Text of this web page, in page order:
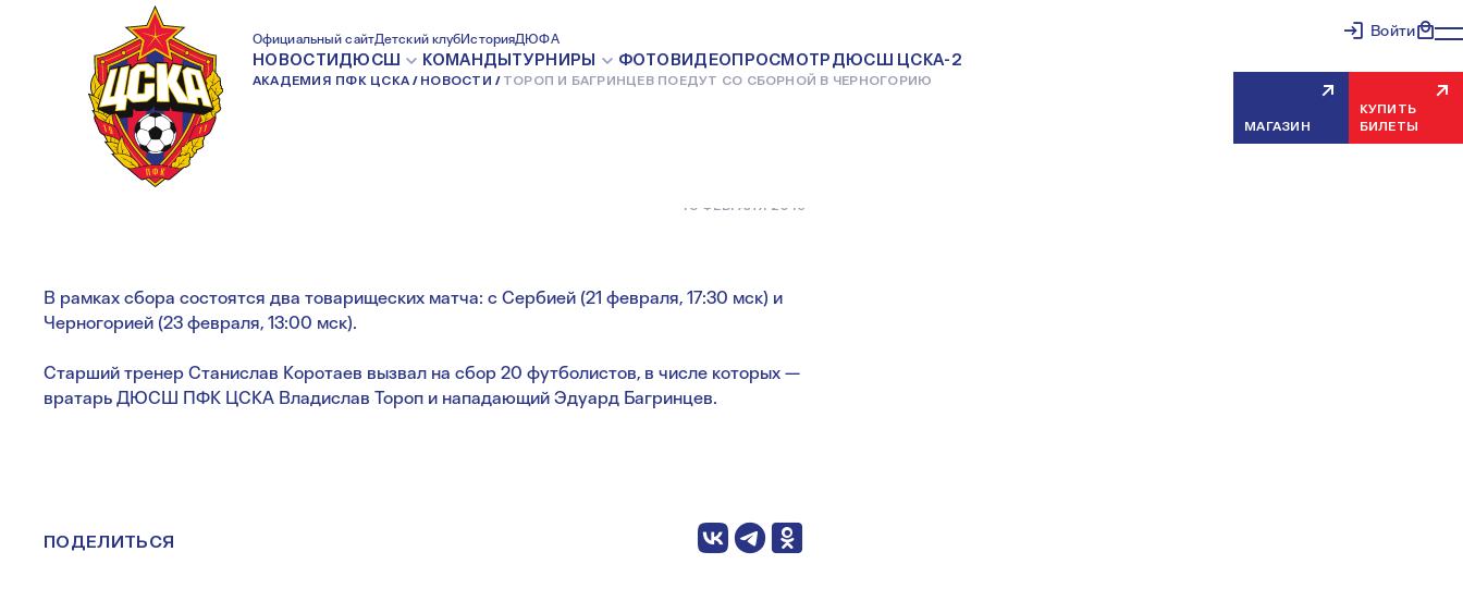
Официальный сайтДетский клубИсторияДЮФА
НОВОСТИДЮСШ КОМАНДЫТУРНИРЫ ФОТОВИДЕОПРОСМОТРДЮСШ ЦСКА-2
АКАДЕМИЯ ПФК ЦСКА НОВОСТИ ТОРОП И БАГРИНЦЕВ ПОЕДУТ СО СБОРНОЙ В ЧЕРНОГОРИЮ
Войти
МАГАЗИН
КУПИТЬ
БИЛЕТЫ
ТОРОП И БАГРИНЦЕВ ПОЕДУТ
СО СБОРНОЙ В ЧЕРНОГОРИЮ
13 ФЕВРАЛЯ 2019
В рамках сбора состоятся два товарищеских матча: с Сербией (21 февраля, 17:30 мск) и
Черногорией (23 февраля, 13:00 мск).
Старший тренер Станислав Коротаев вызвал на сбор 20 футболистов, в числе которых —
вратарь ДЮСШ ПФК ЦСКА Владислав Тороп и нападающий Эдуард Багринцев.
ПОДЕЛИТЬСЯ